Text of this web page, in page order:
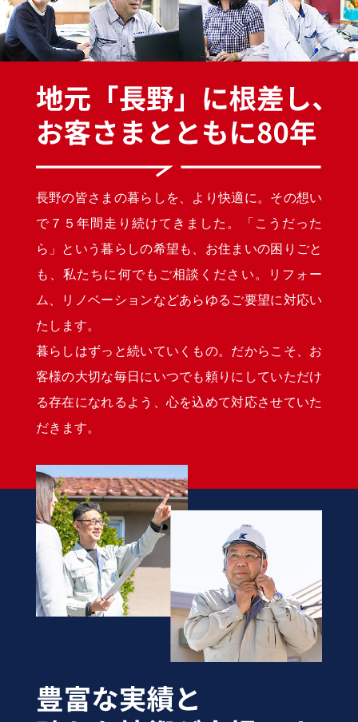
長野の皆さまの暮らしを、より快適に。その想い
で７５年間走り続けてきました。「こうだった
ら」という暮らしの希望も、お住まいの困りごと
も、私たちに何でもご相談ください。リフォー
ム、リノベーションなどあらゆるご要望に対応い
たします。
暮らしはずっと続いていくもの。だからこそ、お
客様の大切な毎日にいつでも頼りにしていただけ
る存在になれるよう、心を込めて対応させていた
だきます。